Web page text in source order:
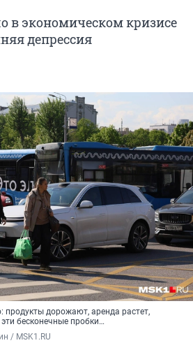
в экономическом кризисе
депрессия
продукты дорожают, аренда растет,
бесконечные пробки…
/ MSK1.RU